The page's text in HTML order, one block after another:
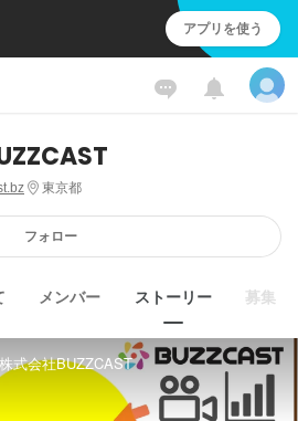
アプリを使う
東京都
フォロー
メンバー ストーリー 募集
株式会社BUZZCAST